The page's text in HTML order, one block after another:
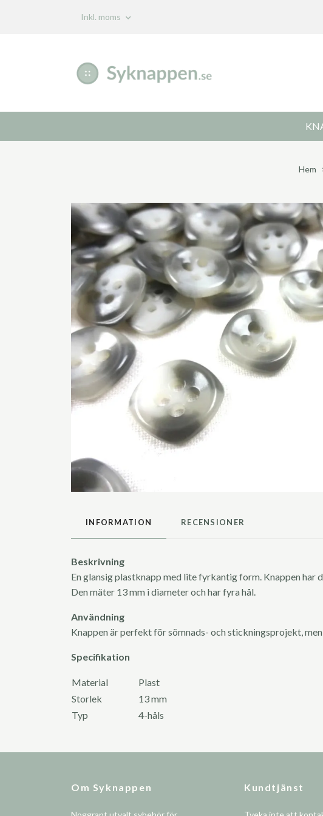
Inkl. moms
Hem
INFORMATION RECENSIONER
Beskrivning
En glansig plastknapp med lite fyrkantig form. Knappen har
Den mäter 13 mm i diameter och har fyra hål.
Användning
Knappen är perfekt för sömnads- och stickningsprojekt,
Specifikation
Material
Plast
Storlek
13 mm
Typ
4-håls
Om Syknappen Kundtjänst